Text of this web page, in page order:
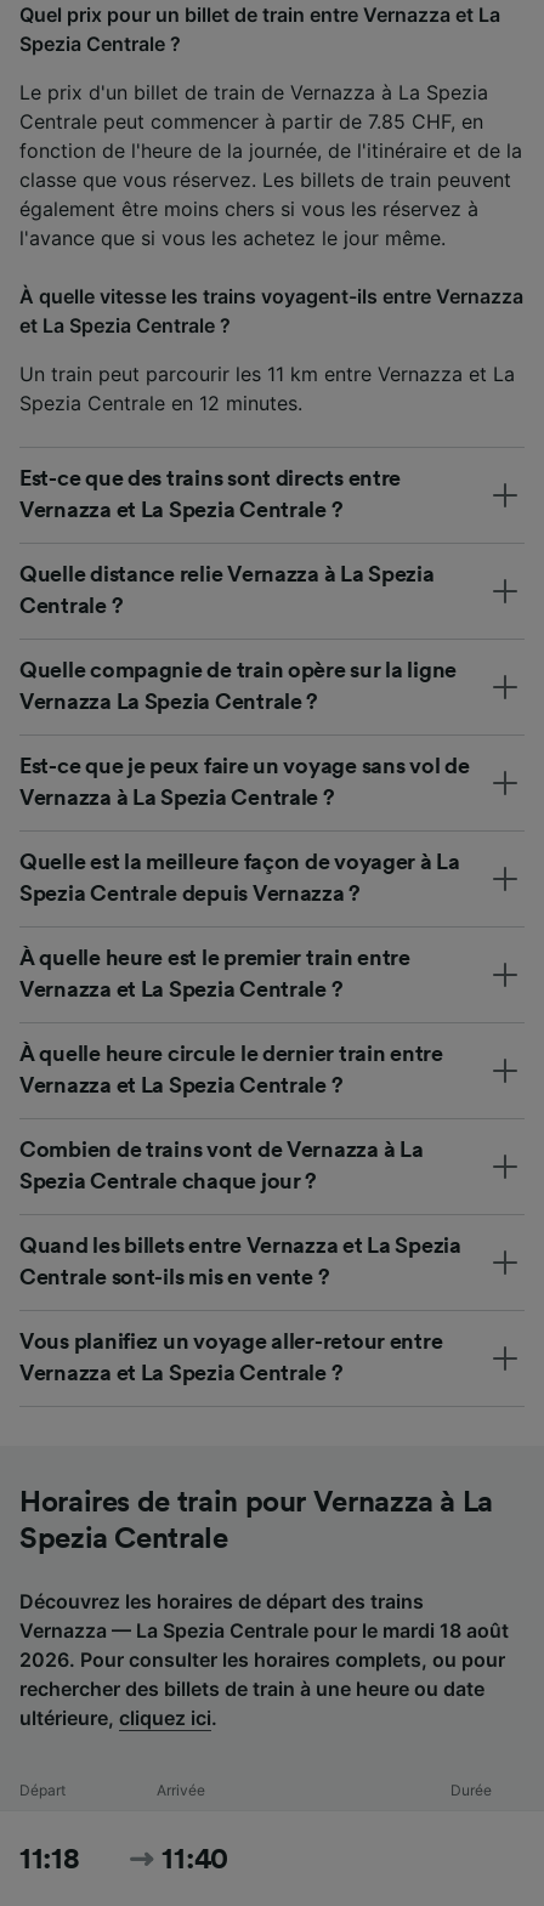
Quel prix pour un billet de train entre Vernazza et La
Spezia Centrale ?
Le prix d'un billet de train de Vernazza à La Spezia
Centrale peut commencer à partir de 7.85 CHF, en
fonction de l'heure de la journée, de l'itinéraire et de la
classe que vous réservez. Les billets de train peuvent
également être moins chers si vous les réservez à
l'avance que si vous les achetez le jour même.
À quelle vitesse les trains voyagent-ils entre Vernazza
et La Spezia Centrale ?
Un train peut parcourir les 11 km entre Vernazza et La
Spezia Centrale en 12 minutes.
Est-ce que des trains sont directs entre
Vernazza et La Spezia Centrale ?
Quelle distance relie Vernazza à La Spezia
Centrale ?
Quelle compagnie de train opère sur la ligne
Vernazza La Spezia Centrale ?
Est-ce que je peux faire un voyage sans vol de
Vernazza à La Spezia Centrale ?
Quelle est la meilleure façon de voyager à La
Spezia Centrale depuis Vernazza ?
À quelle heure est le premier train entre
Vernazza et La Spezia Centrale ?
À quelle heure circule le dernier train entre
Vernazza et La Spezia Centrale ?
Combien de trains vont de Vernazza à La
Spezia Centrale chaque jour ?
Quand les billets entre Vernazza et La Spezia
Centrale sont-ils mis en vente ?
Vous planifiez un voyage aller-retour entre
Vernazza et La Spezia Centrale ?
Horaires de train pour Vernazza à La
Spezia Centrale
Découvrez les horaires de départ des trains
Vernazza — La Spezia Centrale pour le mardi 18 août
2026. Pour consulter les horaires complets, ou pour
rechercher des billets de train à une heure ou date
ultérieure, cliquez ici.
Départ Arrivée Durée
11:18 11:40